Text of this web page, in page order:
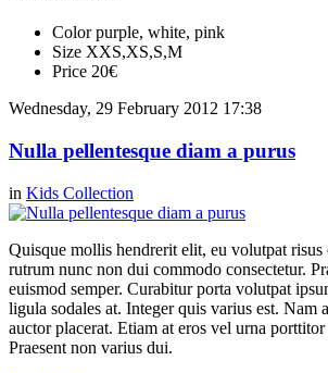
Color purple, white, pink
Size XXS,XS,S,M
Price 20€
Wednesday, 29 February 2012 17:38
Nulla pellentesque diam a purus
in Kids Collection
Quisque mollis hendrerit elit, eu volutpat risus
rutrum nunc non dui commodo consectetur.
euismod semper. Curabitur porta volutpat
ligula sodales at. Integer quis varius est. Nam
auctor placerat. Etiam at eros vel urna
Praesent non varius dui.